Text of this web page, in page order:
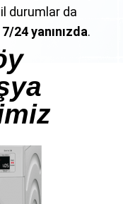
durumlar da
24 yanınızda.